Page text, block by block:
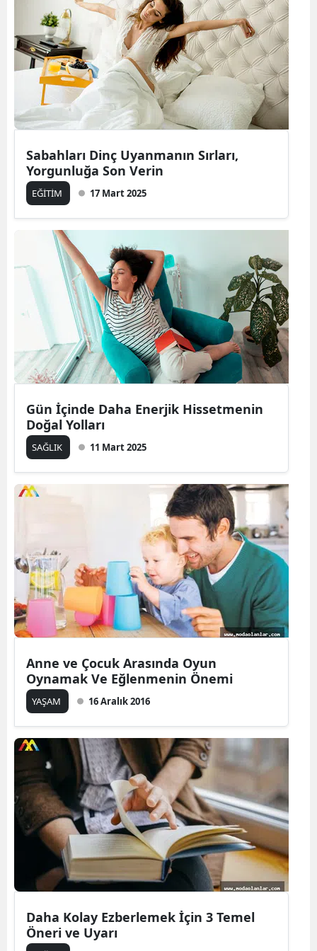
Sabahları Dinç Uyanmanın Sırları,
Yorgunluğa Son Verin
EĞİTİM 17 Mart 2025
Gün İçinde Daha Enerjik Hissetmenin
Doğal Yolları
SAĞLIK 11 Mart 2025
Anne ve Çocuk Arasında Oyun
Oynamak Ve Eğlenmenin Önemi
YAŞAM 16 Aralık 2016
Daha Kolay Ezberlemek İçin 3 Temel
Öneri ve Uyarı